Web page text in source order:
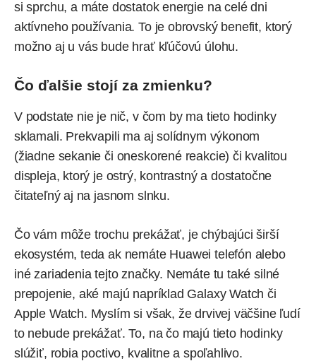
si sprchu, a máte dostatok energie na celé dni
aktívneho používania. To je obrovský benefit, ktorý
možno aj u vás bude hrať kľúčovú úlohu.
Čo ďalšie stojí za zmienku?
V podstate nie je nič, v čom by ma tieto hodinky
sklamali. Prekvapili ma aj solídnym výkonom
(žiadne sekanie či oneskorené reakcie) či kvalitou
displeja, ktorý je ostrý, kontrastný a dostatočne
čitateľný aj na jasnom slnku.
Čo vám môže trochu prekážať, je chýbajúci širší
ekosystém, teda ak nemáte Huawei telefón alebo
iné zariadenia tejto značky. Nemáte tu také silné
prepojenie, aké majú napríklad Galaxy Watch či
Apple Watch. Myslím si však, že drvivej väčšine ľudí
to nebude prekážať. To, na čo majú tieto hodinky
slúžiť, robia poctivo, kvalitne a spoľahlivo.